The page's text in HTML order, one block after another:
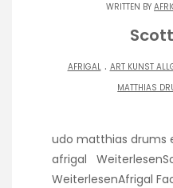
WRITTEN BY
AFRIGAL. ART KUNST
MATTHIAS
udo matthias drums
afrigal
WeiterlesenAfrigal